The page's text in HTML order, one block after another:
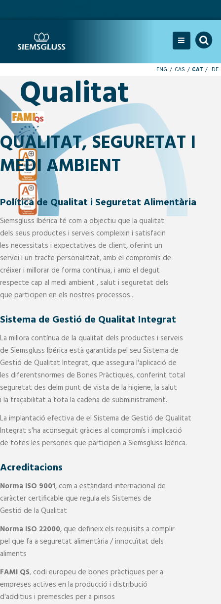
ENG CAS CAT DE
Qualitat
QUALITAT, SEGURETAT I
MEDI AMBIENT
Política de Qualitat i Seguretat Alimentària
Siemsgluss Ibérica té com a objectiu que la qualitat
dels seus productes i serveis compleixin i satisfacin
les necessitats i expectatives de client, oferint un
servei i un tracte personalitzat, amb el compromís de
créixer i millorar de forma contínua, i amb el degut
respecte cap al medi ambient , salut i seguretat dels
que participen en els nostres processos..
Sistema de Gestió de Qualitat Integrat
La millora contínua de la qualitat dels productes i serveis
de Siemsgluss Ibérica està garantida pel seu Sistema de
Gestió de Qualitat Integrat, que assegura l'aplicació de
les diferentsnormes de Bones Pràctiques, conferint total
seguretat des delm punt de vista de la higiene, la salut
i la traçabilitat a tota la cadena de subministrament.
La implantació efectiva de el Sistema de Gestió de Qualitat
Integrat s'ha aconseguit gràcies al compromís i implicació
de totes les persones que participen a Siemsgluss Ibérica.
Acreditacions
Norma ISO 9001, com a estàndard internacional de
caràcter certificable que regula els Sistemes de
Gestió de la Qualitat
Norma ISO 22000, que defineix els requisits a complir
pel que fa a seguretat alimentària / innocuïtat dels
aliments
FAMI QS, codi europeu de bones pràctiques per a
empreses actives en la producció i distribució
d'additius i premescles per a pinsos